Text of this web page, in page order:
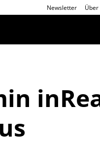
Newsletter Über